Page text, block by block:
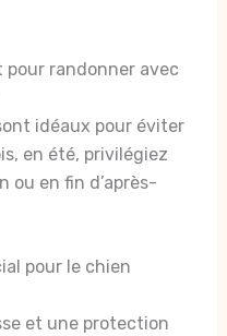
pour randonner avec
idéaux pour éviter
en été, privilégiez
ou en fin d’après-
pour le chien
et une protection